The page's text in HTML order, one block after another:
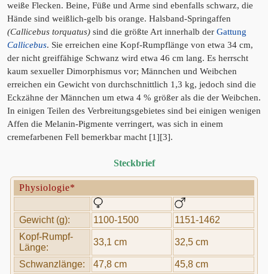
weiße Flecken. Beine, Füße und Arme sind ebenfalls schwarz, die
Hände sind weißlich-gelb bis orange. Halsband-Springaffen
(Callicebus torquatus) sind die größte Art innerhalb der Gattung
Callicebus. Sie erreichen eine Kopf-Rumpflänge von etwa 34 cm,
der nicht greiffähige Schwanz wird etwa 46 cm lang. Es herrscht
kaum sexueller Dimorphismus vor; Männchen und Weibchen
erreichen ein Gewicht von durchschnittlich 1,3 kg, jedoch sind die
Eckzähne der Männchen um etwa 4 % größer als die der Weibchen.
In einigen Teilen des Verbreitungsgebietes sind bei einigen wenigen
Affen die Melanin-Pigmente verringert, was sich in einem
cremefarbenen Fell bemerkbar macht [1][3].
Steckbrief
Physiologie*
Gewicht (g): 1100-1500
1151-1462
Kopf-Rumpf-
Länge:
33,1 cm 32,5 cm
Schwanzlänge: 47,8 cm 45,8 cm